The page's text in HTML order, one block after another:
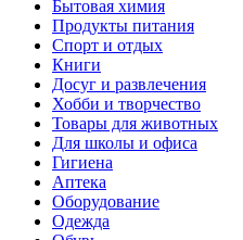
Бытовая химия
Продукты питания
Спорт и отдых
Книги
Досуг и развлечения
Хобби и творчество
Товары для животных
Для школы и офиса
Гигиена
Аптека
Оборудование
Одежда